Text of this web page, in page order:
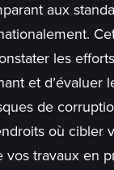
aux
les
et d’évaluer
de
où cibler
vos travaux en